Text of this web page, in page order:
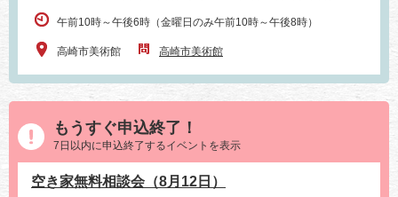
午前10時～午後6時（金曜日のみ午前10時～午後8時）
高崎市美術館 高崎市美術館
もうすぐ申込終了！
7日以内に申込終了するイベントを表示
空き家無料相談会（8月12日）